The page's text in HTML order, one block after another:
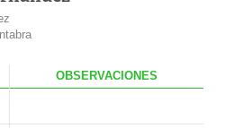
OBS ERVACIONES